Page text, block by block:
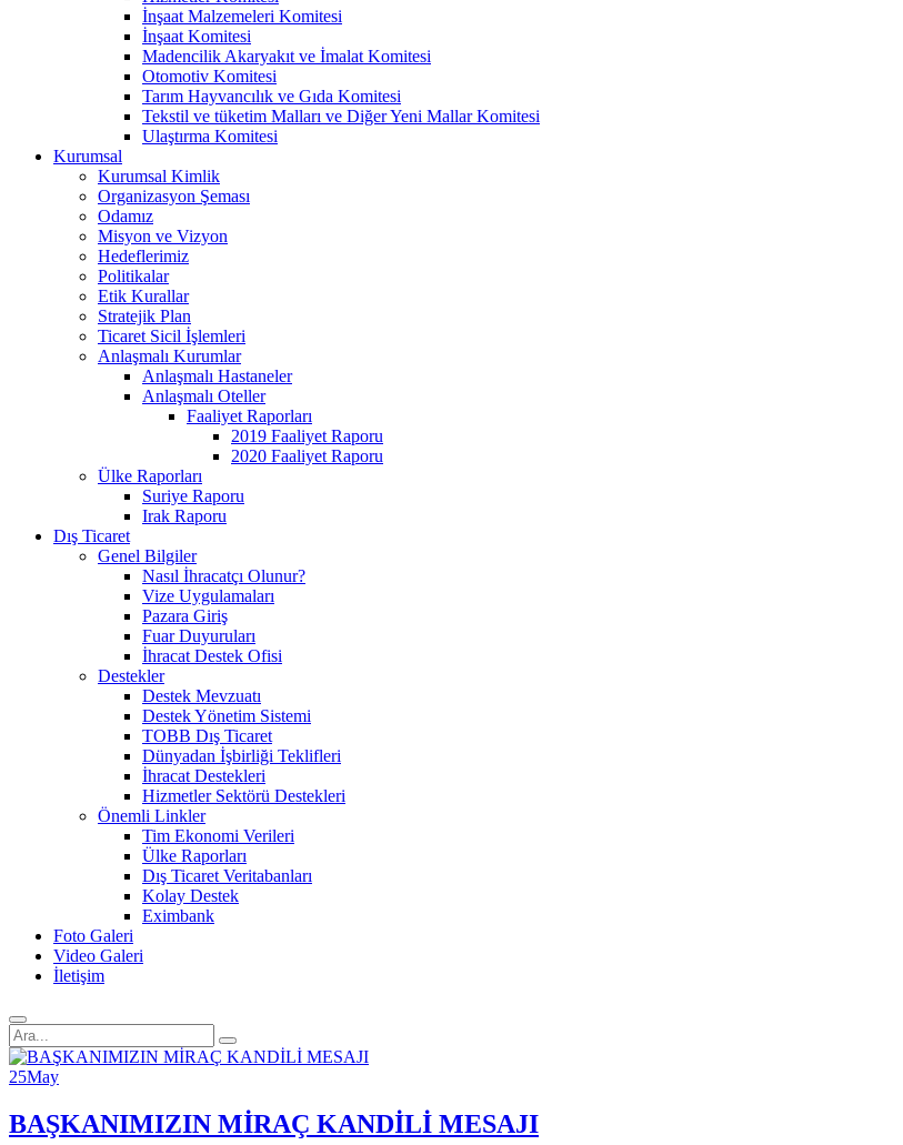
İnşaat Malzemeleri Komitesi
İnşaat Komitesi
Madencilik Akaryakıt ve İmalat Komitesi
Otomotiv Komitesi
Tarım Hayvancılık ve Gıda Komitesi
Tekstil ve tüketim Malları ve Diğer Yeni Mallar Komitesi
Ulaştırma Komitesi
Kurumsal
Kurumsal Kimlik
Organizasyon Şeması
Odamız
Misyon ve Vizyon
Hedeflerimiz
Politikalar
Etik Kurallar
Stratejik Plan
Ticaret Sicil İşlemleri
Anlaşmalı Kurumlar
Anlaşmalı Hastaneler
Anlaşmalı Oteller
Faaliyet Raporları
2019 Faaliyet Raporu
2020 Faaliyet Raporu
Ülke Raporları
Suriye Raporu
Irak Raporu
Dış Ticaret
Genel Bilgiler
Nasıl İhracatçı Olunur?
Vize Uygulamaları
Pazara Giriş
Fuar Duyuruları
İhracat Destek Ofisi
Destekler
Destek Mevzuatı
Destek Yönetim Sistemi
TOBB Dış Ticaret
Dünyadan İşbirliği Teklifleri
İhracat Destekleri
Hizmetler Sektörü Destekleri
Önemli Linkler
Tim Ekonomi Verileri
Ülke Raporları
Dış Ticaret Veritabanları
Kolay Destek
Eximbank
Foto Galeri
Video Galeri
İletişim
25May
BAŞKANIMIZIN MİRAÇ KANDİLİ MESAJI